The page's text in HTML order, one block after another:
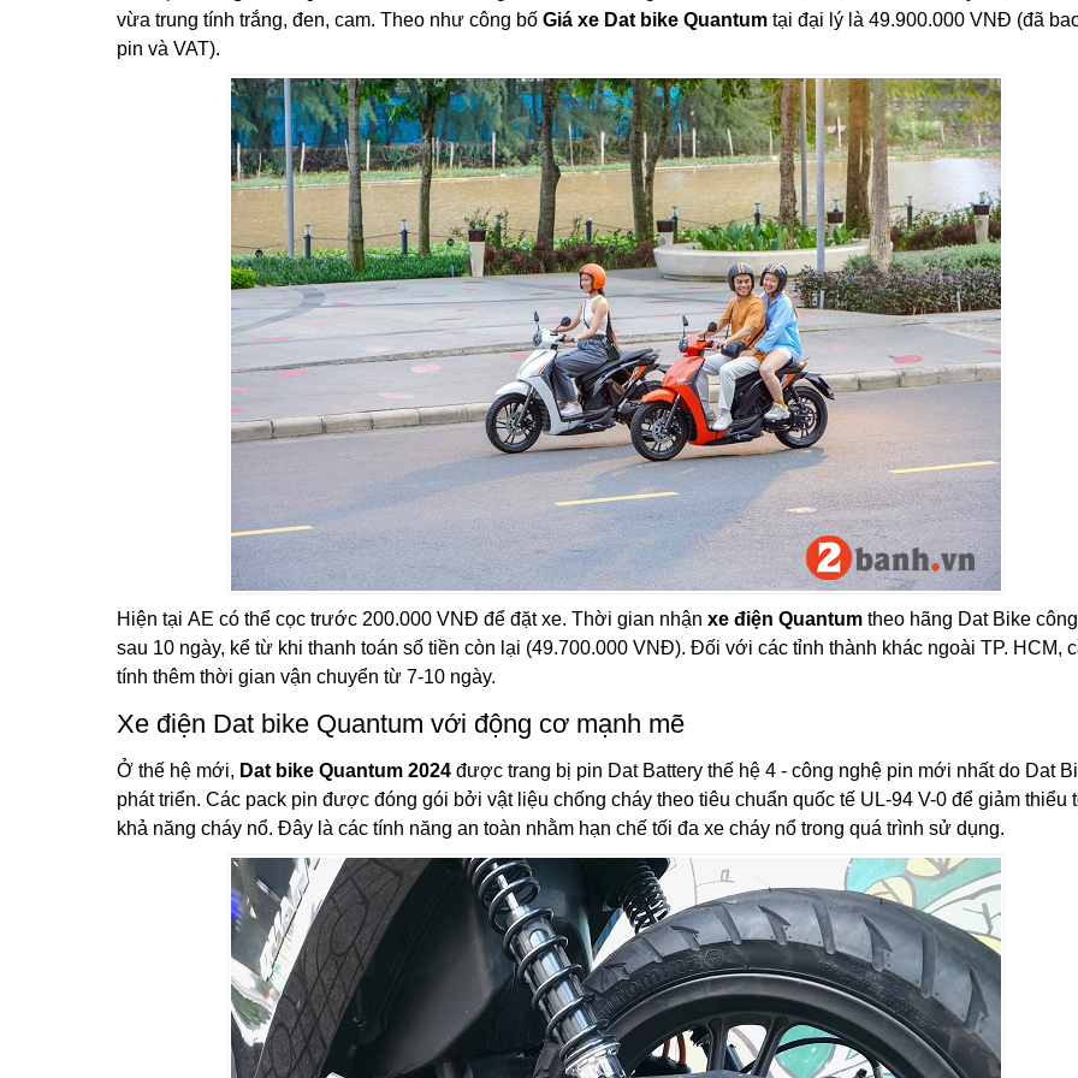
vừa trung tính trắng, đen, cam. Theo như công bố Giá xe Dat bike Quantum tại đại lý là 49.900.000 VNĐ (đã
pin và VAT).
Hiện tại AE có thể cọc trước 200.000 VNĐ để đặt xe. Thời gian nhận xe điện Quantum theo hãng Dat Bike
sau 10 ngày, kể từ khi thanh toán số tiền còn lại (49.700.000 VNĐ). Đối với các tỉnh thành khác ngoài TP. HCM,
tính thêm thời gian vận chuyển từ 7-10 ngày.
Xe điện Dat bike Quantum với động cơ mạnh mẽ
Ở thế hệ mới, Dat bike Quantum 2024 được trang bị pin Dat Battery thế hệ 4 - công nghệ pin mới nhất do Dat
phát triển. Các pack pin được đóng gói bởi vật liệu chống cháy theo tiêu chuẩn quốc tế UL-94 V-0 để giảm thiểu
khả năng cháy nổ. Đây là các tính năng an toàn nhằm hạn chế tối đa xe cháy nổ trong quá trình sử dụng.